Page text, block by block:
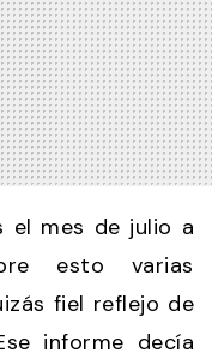
el mes de julio a
esto varias
fiel reflejo de
informe decía